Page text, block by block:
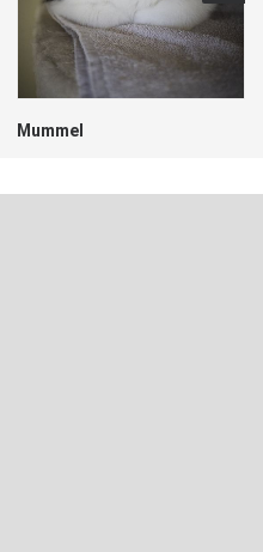
Mummel